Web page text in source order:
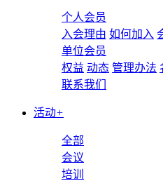
个人会员
入会理由 如何加入
单位会员
权益 动态 管理办法
联系我们
活动+
全部
会议
培训